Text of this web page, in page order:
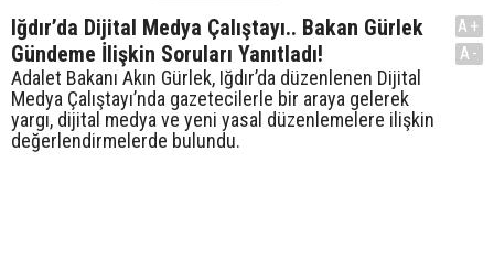
Iğdır’da Dijital Medya Çalıştayı.. Bakan Gürlek
Gündeme İlişkin Soruları Yanıtladı!
Adalet Bakanı Akın Gürlek, Iğdır’da düzenlenen Dijital
Medya Çalıştayı’nda gazetecilerle bir araya gelerek
yargı, dijital medya ve yeni yasal düzenlemelere ilişkin
değerlendirmelerde bulundu.
A+
A-